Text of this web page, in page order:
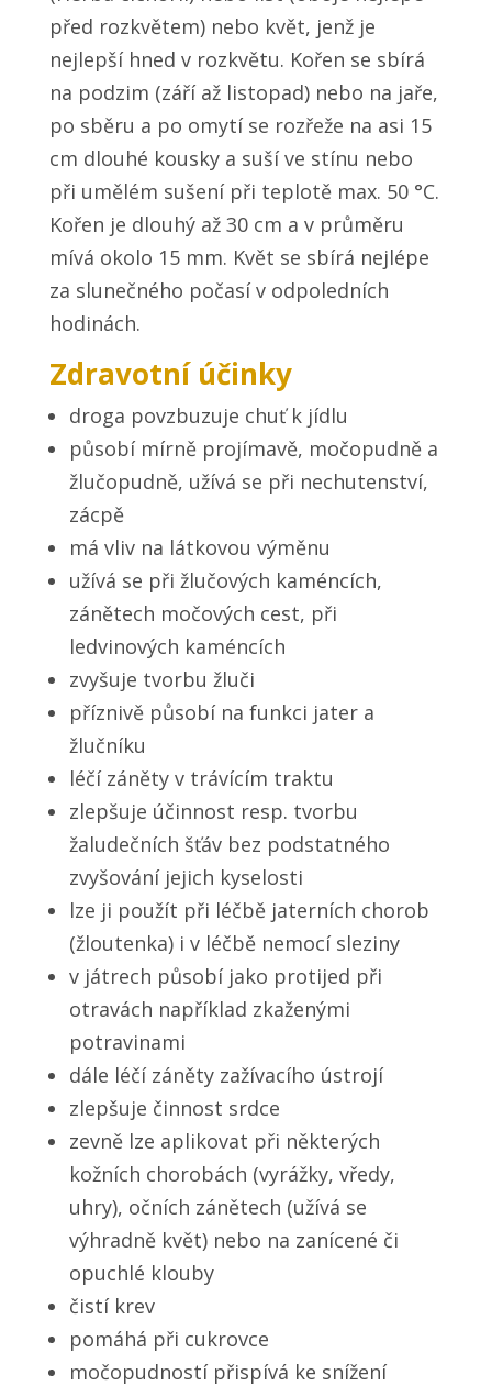
před rozkvětem) nebo květ, jenž je
nejlepší hned v rozkvětu. Kořen se sbírá
na podzim (září až listopad) nebo na jaře,
po sběru a po omytí se rozřeže na asi 15
cm dlouhé kousky a suší ve stínu nebo
při umělém sušení při teplotě max. 50 °C.
Kořen je dlouhý až 30 cm a v průměru
mívá okolo 15 mm. Květ se sbírá nejlépe
za slunečného počasí v odpoledních
hodinách.
Zdravotní účinky
droga povzbuzuje chuť k jídlu
působí mírně projímavě, močopudně a
žlučopudně, užívá se při nechutenství,
zácpě
má vliv na látkovou výměnu
užívá se při žlučových kaméncích,
zánětech močových cest, při
ledvinových kaméncích
zvyšuje tvorbu žluči
příznivě působí na funkci jater a
žlučníku
léčí záněty v trávícím traktu
zlepšuje účinnost resp. tvorbu
žaludečních šťáv bez podstatného
zvyšování jejich kyselosti
lze ji použít při léčbě jaterních chorob
(žloutenka) i v léčbě nemocí sleziny
v játrech působí jako protijed při
otravách například zkaženými
potravinami
dále léčí záněty zažívacího ústrojí
zlepšuje činnost srdce
zevně lze aplikovat při některých
kožních chorobách (vyrážky, vředy,
uhry), očních zánětech (užívá se
výhradně květ) nebo na zanícené či
opuchlé klouby
čistí krev
pomáhá při cukrovce
močopudností přispívá ke snížení